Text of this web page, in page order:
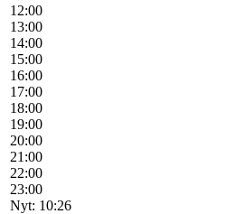
12:00
13:00
14:00
15:00
16:00
17:00
18:00
19:00
20:00
21:00
22:00
23:00
Nyt: 10:26